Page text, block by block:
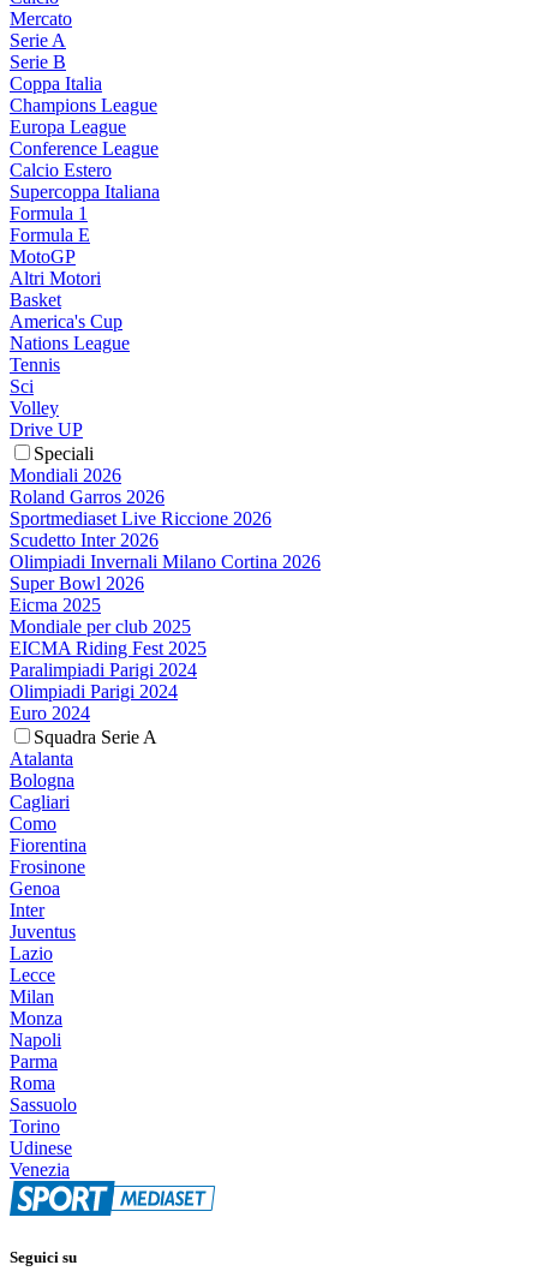
Mercato
Serie A
Serie B
Coppa Italia
Champions League
Europa League
Conference League
Calcio Estero
Supercoppa Italiana
Formula 1
Formula E
MotoGP
Altri Motori
Basket
America's Cup
Nations League
Tennis
Sci
Volley
Drive UP
Speciali
Mondiali 2026
Roland Garros 2026
Sportmediaset Live Riccione 2026
Scudetto Inter 2026
Olimpiadi Invernali Milano Cortina 2026
Super Bowl 2026
Eicma 2025
Mondiale per club 2025
EICMA Riding Fest 2025
Paralimpiadi Parigi 2024
Olimpiadi Parigi 2024
Euro 2024
Squadra Serie A
Atalanta
Bologna
Cagliari
Como
Fiorentina
Frosinone
Genoa
Inter
Juventus
Lazio
Lecce
Milan
Monza
Napoli
Parma
Roma
Sassuolo
Torino
Udinese
Venezia
Seguici su